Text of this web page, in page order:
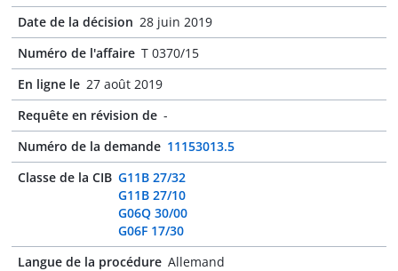
Date de la décision 28 juin 2019
Numéro de l'affaire T 0370/15
En ligne le 27 août 2019
Requête en révision de -
Numéro de la demande 11153013.5
Classe de la CIB G11B 27/32
G11B 27/10
G06Q 30/00
G06F 17/30
Langue de la procédure Allemand